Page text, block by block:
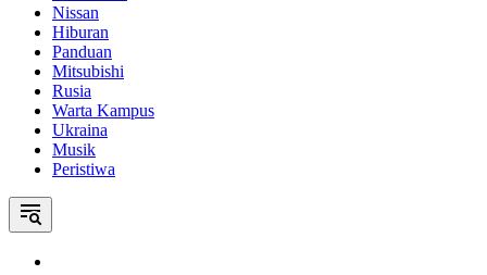
Nissan
Hiburan
Panduan
Mitsubishi
Rusia
Warta Kampus
Ukraina
Musik
Peristiwa